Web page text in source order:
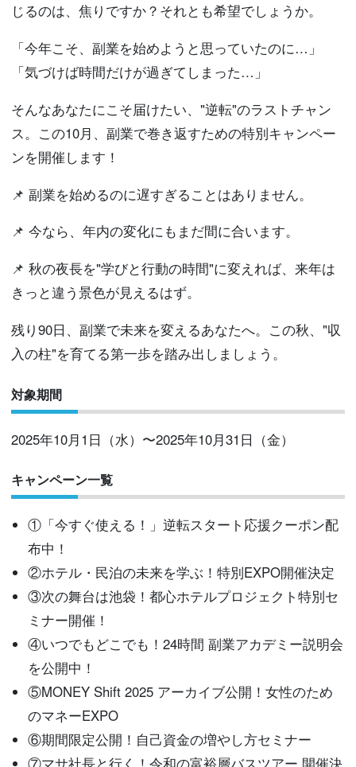
じるのは、焦りですか？それとも希望でしょうか。
「今年こそ、副業を始めようと思っていたのに…」
「気づけば時間だけが過ぎてしまった…」
そんなあなたにこそ届けたい、"逆転"のラストチャン
ス。この10月、副業で巻き返すための特別キャンペー
ンを開催します！
📌 副業を始めるのに遅すぎることはありません。
📌 今なら、年内の変化にもまだ間に合います。
📌 秋の夜長を"学びと行動の時間"に変えれば、来年は
きっと違う景色が見えるはず。
残り90日、副業で未来を変えるあなたへ。この秋、"収
入の柱"を育てる第一歩を踏み出しましょう。
対象期間
2025年10月1日（水）〜2025年10月31日（金）
キャンペーン一覧
①「今すぐ使える！」逆転スタート応援クーポン配
布中！
②ホテル・民泊の未来を学ぶ！特別EXPO開催決定
③次の舞台は池袋！都心ホテルプロジェクト特別セ
ミナー開催！
④いつでもどこでも！24時間 副業アカデミー説明会
を公開中！
⑤MONEY Shift 2025 アーカイブ公開！女性のため
のマネーEXPO
⑥期間限定公開！自己資金の増やし方セミナー